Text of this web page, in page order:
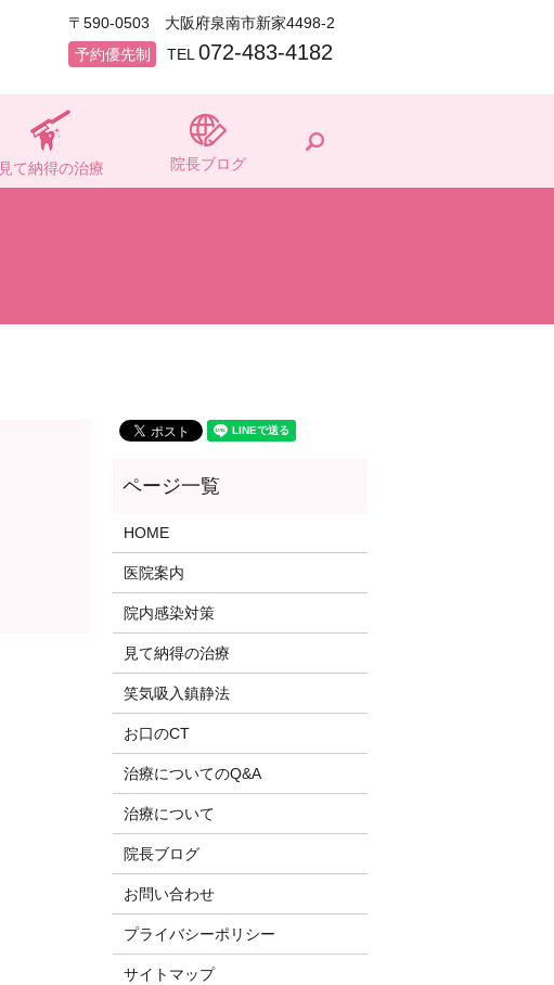
〒590-0503 大阪府泉南市新家4498-2
予約優先制
TEL072-483-4182
見て納得の治療 院長ブログ
HOME
医院案内
院内感染対策
見て納得の治療
笑気吸入鎮静法
お口のCT
治療についてのQ&A
治療について
院長ブログ
お問い合わせ
プライバシーポリシー
サイトマップ